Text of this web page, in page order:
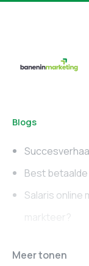
Blogs
Best
Salaris online
markteer?
Online
Meer tonen